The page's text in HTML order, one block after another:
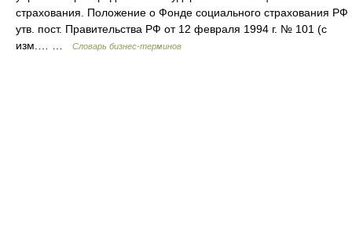
страхования. Положение о Фонде социального страхования РФ
утв. пост. Правительства РФ от 12 февраля 1994 г. № 101 (с
изм.… …
Словарь бизнес-терминов